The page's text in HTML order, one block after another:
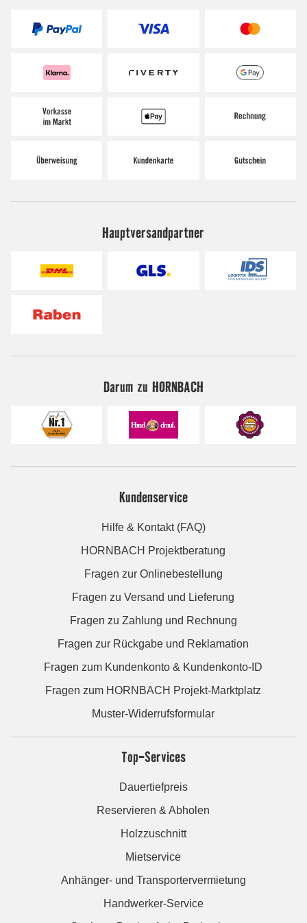
Hauptversandpartner
Darum zu HORNBACH
Kundenservice
Hilfe & Kontakt (FAQ)
HORNBACH Projektberatung
Fragen zur Onlinebestellung
Fragen zu Versand und Lieferung
Fragen zu Zahlung und Rechnung
Fragen zur Rückgabe und Reklamation
Fragen zum Kundenkonto & Kundenkonto-ID
Fragen zum HORNBACH Projekt-Marktplatz
Muster-Widerrufsformular
Top-Services
Dauertiefpreis
Reservieren & Abholen
Holzzuschnitt
Mietservice
Anhänger- und Transportervermietung
Handwerker-Service